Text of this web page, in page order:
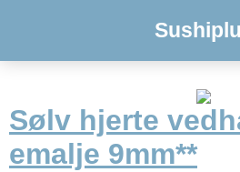
Sølv hjerte
emalje 9mm**